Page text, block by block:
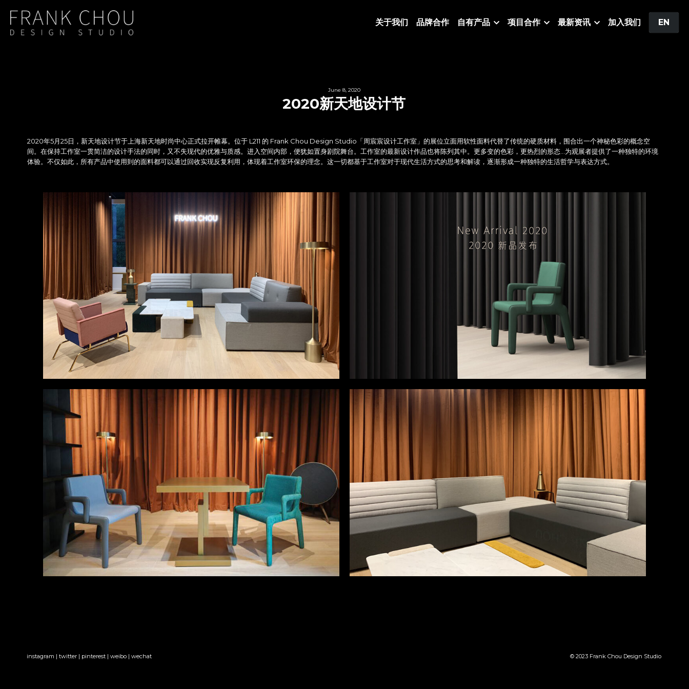
关于我们 品牌合作 自有产品 项目合作 最新资讯 加入我们 EN
June 8, 2020
2020新天地设计节
2020年5月25日，新天地设计节于上海新天地时尚中心正式拉开帷幕。位于 L211 的 Frank Chou Design Studio「周宸宸设计工作室」的展位立面用软性面料代替了传统的硬质材料，围合出一个神秘色彩的概念空
间。在保持工作室一贯简洁的设计手法的同时，又不失现代的优雅与质感。进入空间内部，便犹如置身剧院舞台。工作室的最新设计作品也将陈列其中。更多变的色彩，更热烈的形态…为观展者提供了一种独特的环境
体验。不仅如此，所有产品中使用到的面料都可以通过回收实现反复利用，体现着工作室环保的理念。这一切都基于工作室对于现代生活方式的思考和解读，逐渐形成一种独特的生活哲学与表达方式。
instagram | twitter | pinterest | weibo | wechat © 2023 Frank Chou Design Studio